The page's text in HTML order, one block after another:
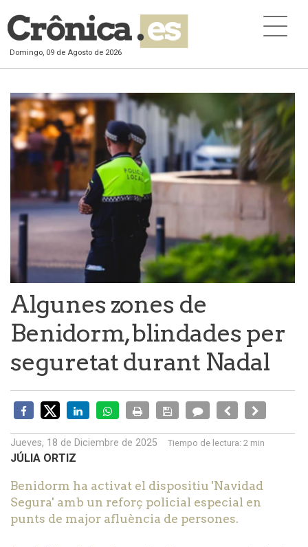
Domingo, 09 de Agosto de 2026
Algunes zones de
Benidorm, blindades per
seguretat durant Nadal
Jueves, 18 de Diciembre de 2025 Tiempo de lectura: 2 min
JÚLIA ORTIZ
Benidorm ha activat el dispositiu 'Navidad
Segura' amb un reforç policial especial en
punts de major afluència de persones.